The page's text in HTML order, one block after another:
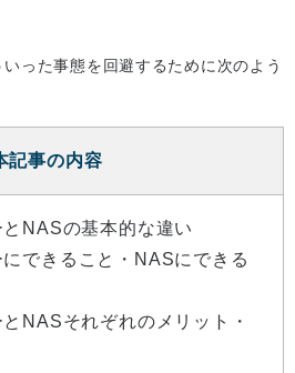
った事態を回避するために次のよう
記事の内容
NASの基本的な違い
できること・NASにできる
NASそれぞれのメリット・